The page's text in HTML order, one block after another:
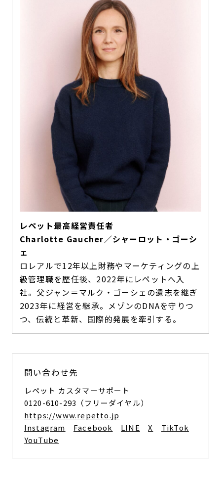
レペット最高経営責任者
Charlotte Gaucher／シャーロット・ゴーシ
ェ
ロレアルで12年以上財務やマーケティングの上
級管理職を歴任後、2022年にレペットへ入
社。父ジャン＝マルク・ゴーシェの遺志を継ぎ
2023年に経営を継承。メゾンのDNAを守りつ
つ、伝統と革新、国際的発展を牽引する。
問い合わせ先
レペット カスタマーサポート
0120-610-293（フリーダイヤル）
https://www.repetto.jp
Instagram
Facebook LINE X
TikTok
YouTube